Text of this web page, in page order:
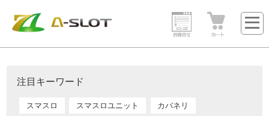
注目キーワード
スマスロ スマスロユニット カバネリ